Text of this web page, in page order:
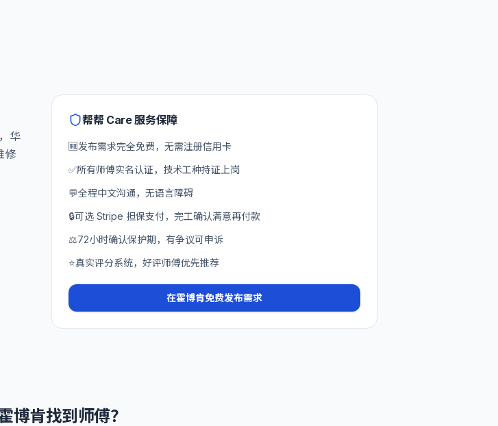
华
修
帮帮 Care 服务保障
🆓发布需求完全免费，无需注册信用卡
✅所有师傅实名认证，技术工种持证上岗
💬全程中文沟通，无语言障碍
🔒可选 Stripe 担保支付，完工确认满意再付款
⚖️72小时确认保护期，有争议可申诉
⭐真实评分系统，好评师傅优先推荐
在霍博肯免费发布需求
博肯找到师傅？